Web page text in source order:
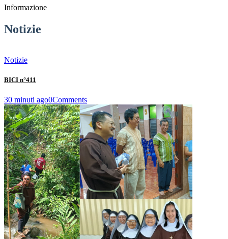
Informazione
Notizie
Notizie
BICI n°411
30 minuti ago0Comments